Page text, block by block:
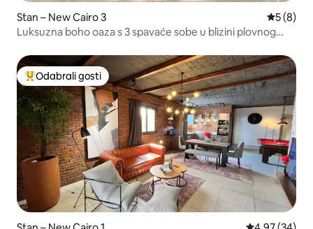
Stan – New Cairo 3
5 (8)
Luksuzna boho oaza s 3 spavaće sobe u blizini plovnog
Među najviše rangiranima s oznakom „Odabrali gosti”
Odabrali gosti